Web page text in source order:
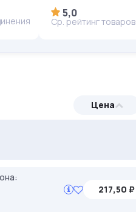
5,0
Ср. рейтинг товаров
Цена
- 20% на всё!
217,50 ₽